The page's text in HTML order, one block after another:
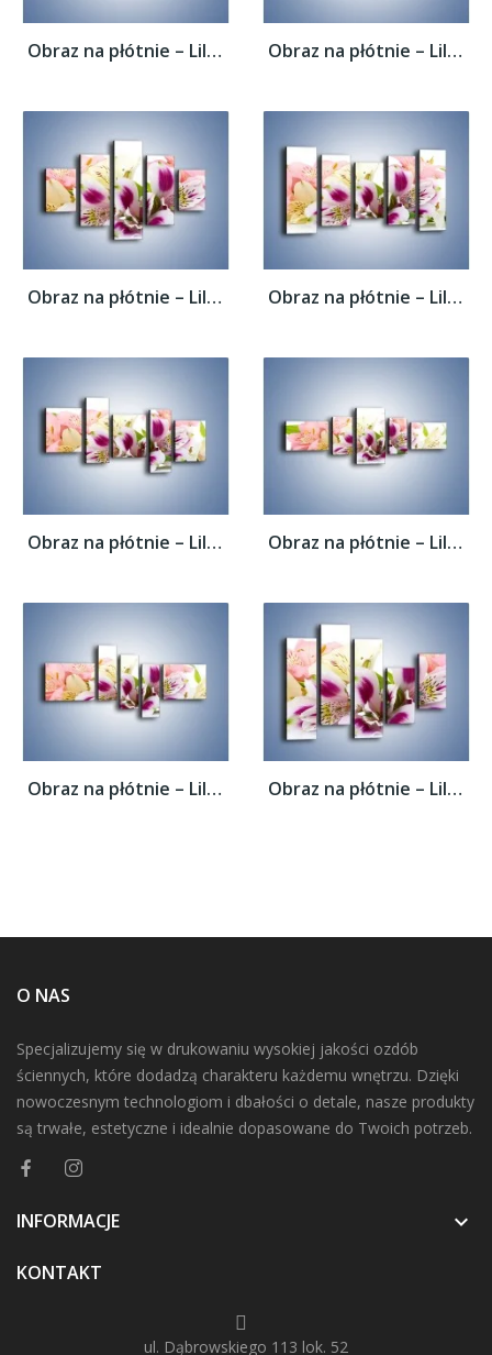
Obraz na płótnie – Lilie mazane pędzlem –... Obraz na płótnie – Lilie mazane pędzlem –...
Obraz na płótnie – Lilie mazane pędzlem –... Obraz na płótnie – Lilie mazane pędzlem –...
Obraz na płótnie – Lilie mazane pędzlem –... Obraz na płótnie – Lilie mazane pędzlem –...
Obraz na płótnie – Lilie mazane pędzlem –... Obraz na płótnie – Lilie mazane pędzlem –...
O NAS
Specjalizujemy się w drukowaniu wysokiej jakości ozdób
ściennych, które dodadzą charakteru każdemu wnętrzu. Dzięki
nowoczesnym technologiom i dbałości o detale, nasze produkty
są trwałe, estetyczne i idealnie dopasowane do Twoich potrzeb.
INFORMACJE 
KONTAKT
ul. Dąbrowskiego 113 lok. 52